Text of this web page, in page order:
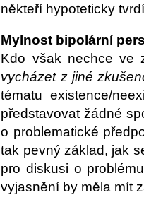
někteří hypoteticky
Mylnost bipolární
Kdo však nechce ve
vycházet z jiné
tématu existence/
představovat žádné
o problematické
tak pevný základ, jak
pro diskusi o
vyjasnění by měla mít